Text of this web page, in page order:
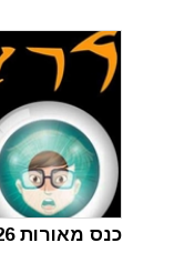
כנס מאורות 2026